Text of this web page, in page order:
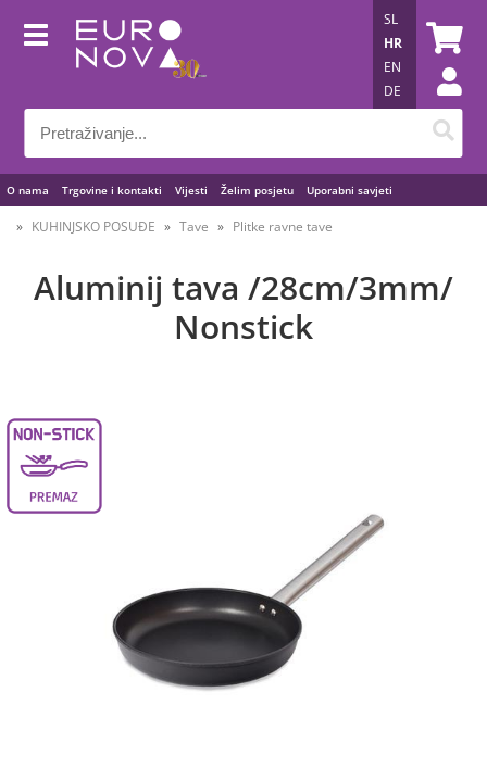
O nama Trgovine i kontakti Vijesti Želim posjetu Uporabni savjeti
SL
HR
EN
DE
KUHINJSKO POSUĐE Tave Plitke ravne tave
Aluminij tava /28cm/3mm/
Nonstick